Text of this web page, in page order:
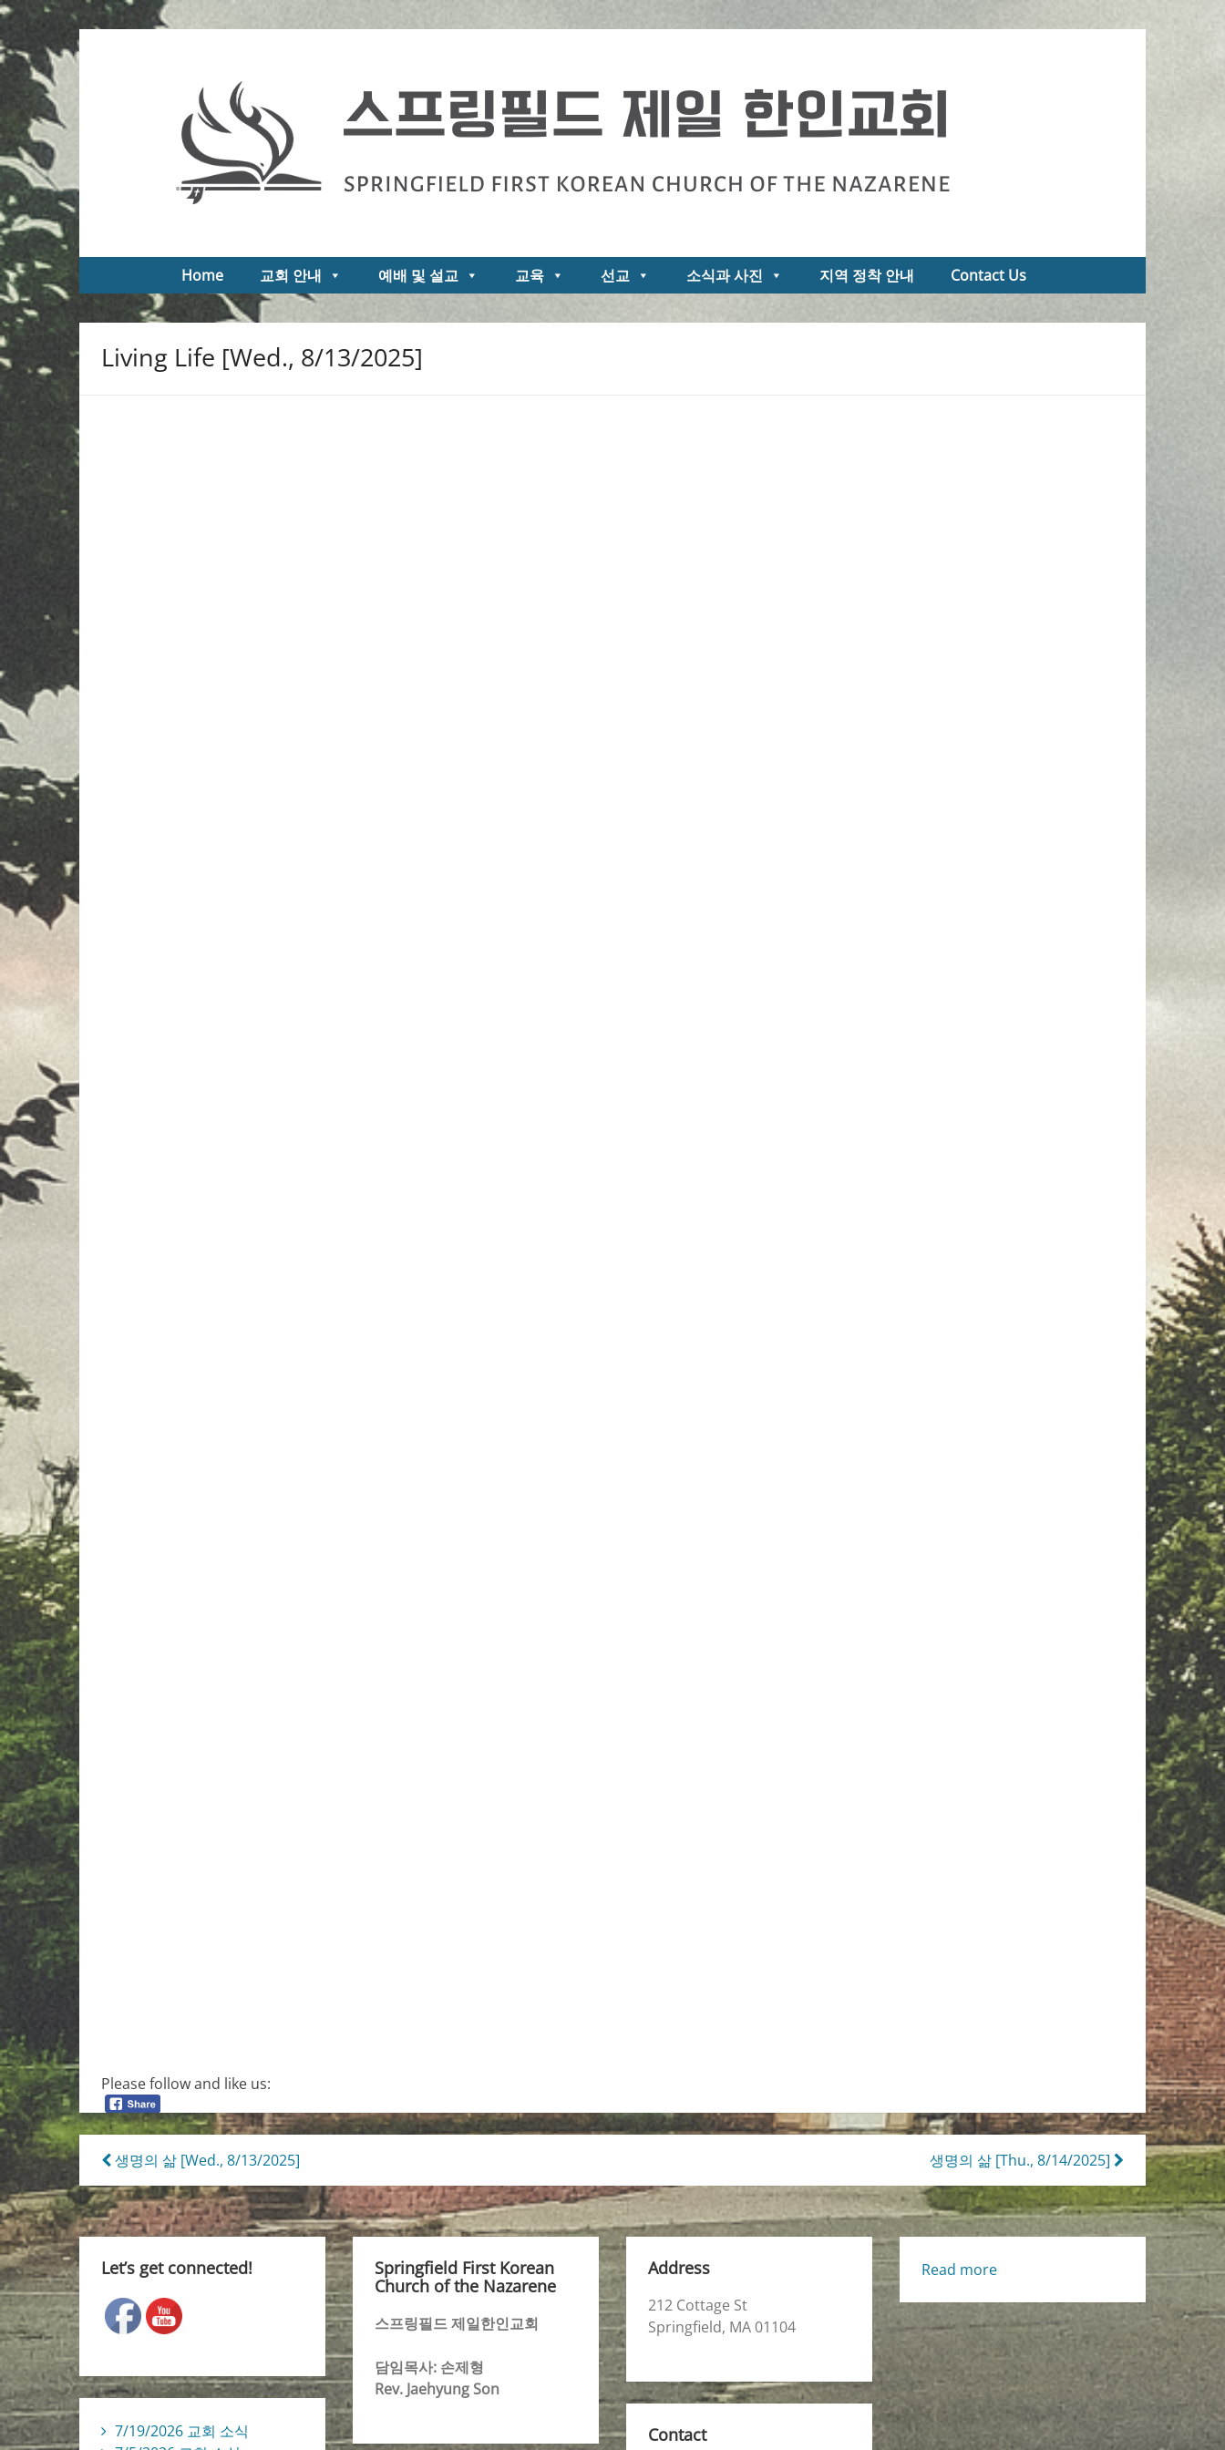
Skip
to
content
Home 교회 안내 예배 및 설교 교육 선교 소식과 사진 지역 정착 안내 Contact Us
Living Life [Wed., 8/13/2025]
Please follow and like us:
Post
navigation
생명의 삶 [Wed., 8/13/2025] 생명의 삶 [Thu., 8/14/2025]
Let’s get connected!
7/19/2026 교회 소식
Springfield First Korean
Church of the Nazarene
스프링필드 제일한인교회
담임목사: 손제형
Rev. Jaehyung Son
Address
212 Cottage St
Springfield, MA 01104
Contact
Read more:
Life
[Wed.,
8/13/2025]